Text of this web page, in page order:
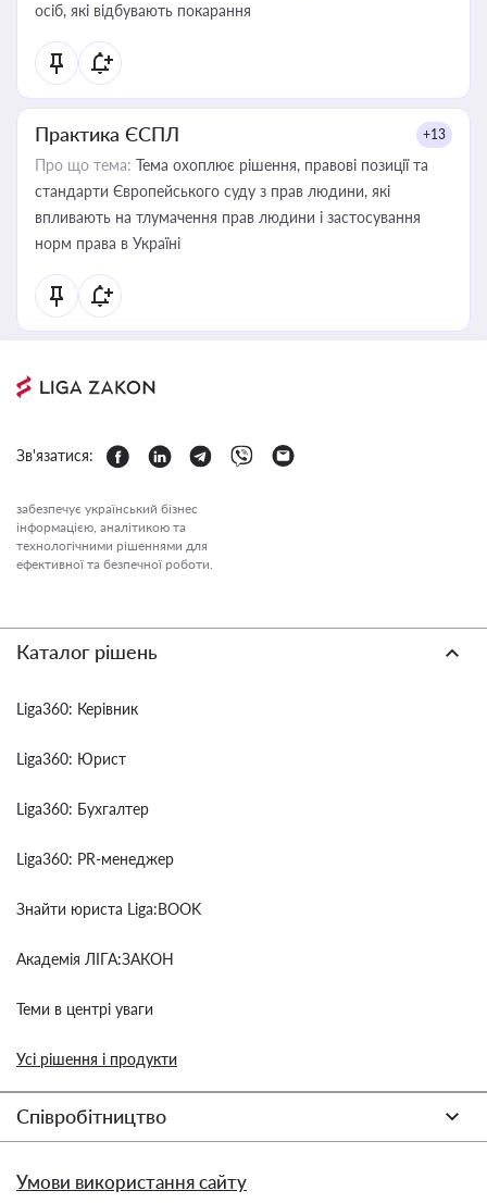
осіб, які відбувають покарання
Практика ЄСПЛ +13
Про що тема: Тема охоплює рішення, правові позиції та
стандарти Європейського суду з прав людини, які
впливають на тлумачення прав людини і застосування
норм права в Україні
Зв'язатися:
забезпечує український бізнес
інформацією, аналітикою та
технологічними рішеннями для
ефективної та безпечної роботи.
Каталог рішень
Liga360: Керівник
Liga360: Юрист
Liga360: Бухгалтер
Liga360: PR-менеджер
Знайти юриста Liga:BOOK
Академія ЛІГА:ЗАКОН
Теми в центрі уваги
Усі рішення і продукти
Співробітництво
Умови використання сайту